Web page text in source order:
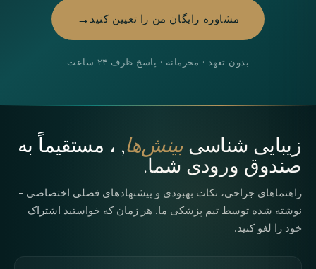
مشاوره رایگان من را تعیین کنید
بدون تعهد · محرمانه · پاسخ ظرف ۲۴ ساعت
زیبایی شناسیبینش‌ها, ، مستقیماً به
صندوق ورودی شما.
راهنماهای جراحی، نکات بهبودی و پیشنهادهای فصلی اختصاصی -
نوشته شده توسط تیم پزشکی ما. هر زمان که خواستید اشتراک
خود را لغو کنید.